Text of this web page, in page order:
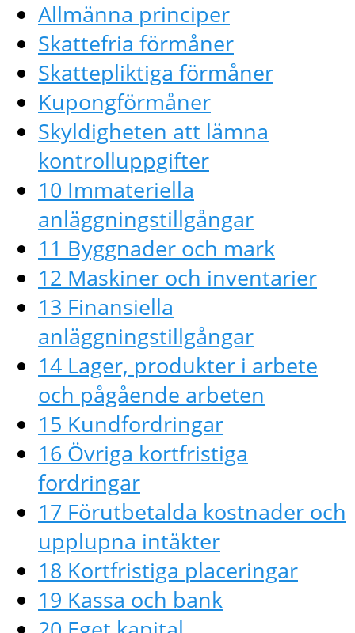
Allmänna principer
Skattefria förmåner
Skattepliktiga förmåner
Kupongförmåner
Skyldigheten att lämna
kontrolluppgifter
10 Immateriella
anläggningstillgångar
11 Byggnader och mark
12 Maskiner och inventarier
13 Finansiella
anläggningstillgångar
14 Lager, produkter i arbete
och pågående arbeten
15 Kundfordringar
16 Övriga kortfristiga
fordringar
17 Förutbetalda kostnader och
upplupna intäkter
18 Kortfristiga placeringar
19 Kassa och bank